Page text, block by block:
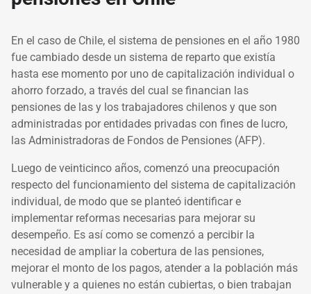
En el caso de Chile, el sistema de pensiones en el año 1980
fue cambiado desde un sistema de reparto que existía
hasta ese momento por uno de capitalización individual o
ahorro forzado, a través del cual se financian las
pensiones de las y los trabajadores chilenos y que son
administradas por entidades privadas con fines de lucro,
las Administradoras de Fondos de Pensiones (AFP).
Luego de veinticinco años, comenzó una preocupación
respecto del funcionamiento del sistema de capitalización
individual, de modo que se planteó identificar e
implementar reformas necesarias para mejorar su
desempeño. Es así como se comenzó a percibir la
necesidad de ampliar la cobertura de las pensiones,
mejorar el monto de los pagos, atender a la población más
vulnerable y a quienes no están cubiertas, o bien trabajan